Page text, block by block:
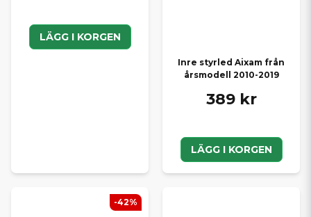
LÄGG I KORGEN
Inre styrled Aixam från
årsmodell 2010-2019
389 kr
LÄGG I KORGEN
-42%